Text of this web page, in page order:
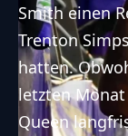
Smith einen
Trenton
hatten.
letzten
Queen